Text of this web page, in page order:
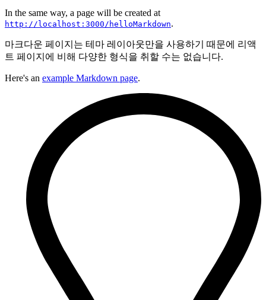
In the same way, a page will be created at
http://localhost:3000/helloMarkdown.
마크다운 페이지는 테마 레이아웃만을 사용하기 때문에 리액
트 페이지에 비해 다양한 형식을 취할 수는 없습니다.
Here's an example Markdown page.